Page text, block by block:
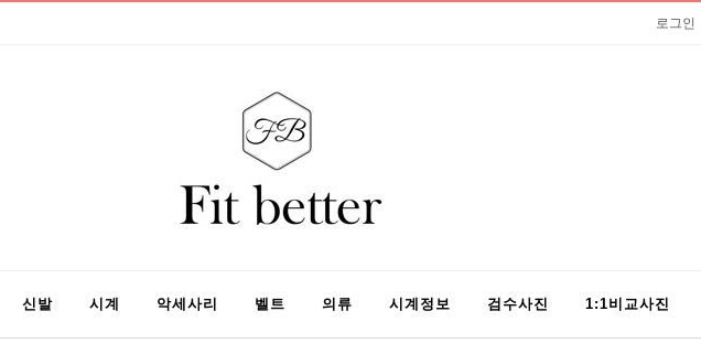
로그인
신발 시계 악세사리 벨트 의류 시계정보 검수사진 1:1비교사진